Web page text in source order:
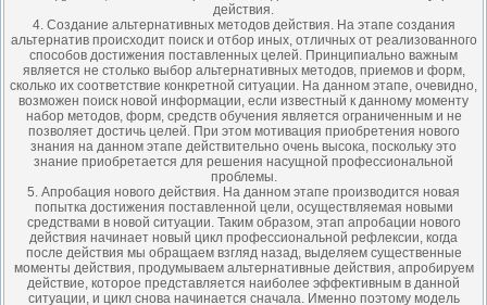
действия.
4. Создание альтернативных методов действия. На этапе создания
альтернатив происходит поиск и отбор иных, отличных от реализованного
способов достижения поставленных целей. Принципиально важным
является не столько выбор альтернативных методов, приемов и форм,
сколько их соответствие конкретной ситуации. На данном этапе, очевидно,
возможен поиск новой информации, если известный к данному моменту
набор методов, форм, средств обучения является ограниченным и не
позволяет достичь целей. При этом мотивация приобретения нового
знания на данном этапе действительно очень высока, поскольку это
знание приобретается для решения насущной профессиональной
проблемы.
5. Апробация нового действия. На данном этапе производится новая
попытка достижения поставленной цели, осуществляемая новыми
средствами в новой ситуации. Таким образом, этап апробации нового
действия начинает новый цикл профессиональной рефлексии, когда
после действия мы обращаем взгляд назад, выделяем существенные
моменты действия, продумываем альтернативные действия, апробируем
действие, которое представляется наиболее эффективным в данной
ситуации, и цикл снова начинается сначала. Именно поэтому модель